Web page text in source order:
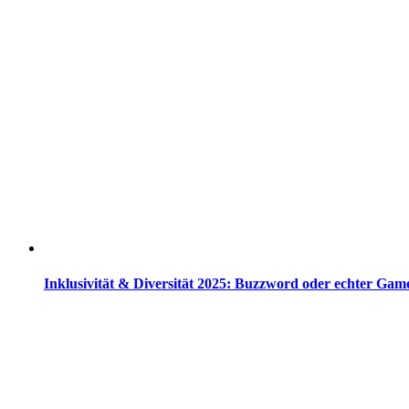
Inklusivität & Diversität 2025: Buzzword oder echter